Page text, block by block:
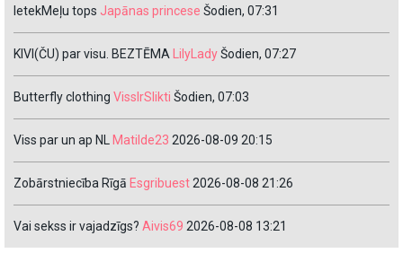
IetekMeļu tops Japānas princese Šodien, 07:31
KIVI(ČU) par visu. BEZTĒMA LilyLadyŠodien, 07:27
Butterfly clothing VissIrSlikti Šodien, 07:03
Viss par un ap NL Matilde23 2026-08-09 20:15
Zobārstniecība Rīgā Esgribuest2026-08-08 21:26
Vai sekss ir vajadzīgs? Aivis69 2026-08-08 13:21